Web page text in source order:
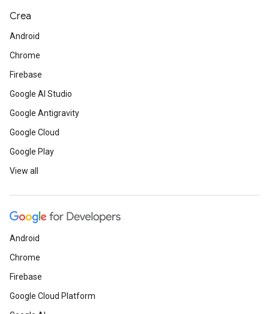
Crea
Android
Chrome
Firebase
Google AI Studio
Google Antigravity
Google Cloud
Google Play
View all
Android
Chrome
Firebase
Google Cloud Platform